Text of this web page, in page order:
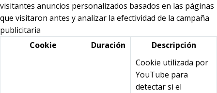
visitantes anuncios personalizados basados en las páginas
que visitaron antes y analizar la efectividad de la campaña
publicitaria
Cookie
Duración Descripción
Cookie utilizada por
YouTube para
detectar si el